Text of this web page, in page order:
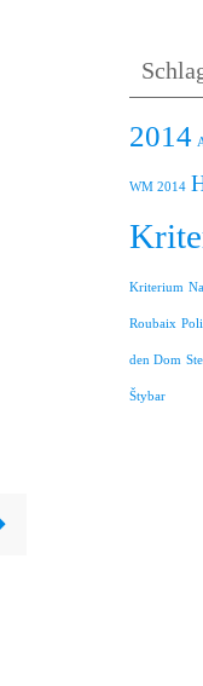
2014
WM 2014
Kriterium
Roubaix
den Dom
Štybar